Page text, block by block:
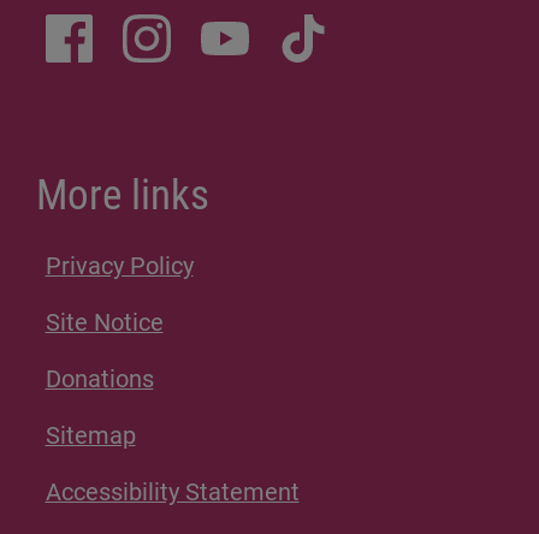
More links
Privacy Policy
Site Notice
Donations
Sitemap
Accessibility Statement